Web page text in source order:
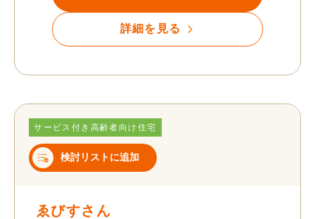
詳細を見る
サービス付き高齢者向け住宅
検討リストに追加
ゑびすさん